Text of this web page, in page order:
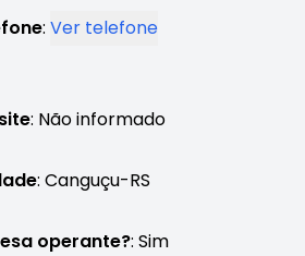
: Ver telefone
: Não informado
: Canguçu-RS
operante?: Sim